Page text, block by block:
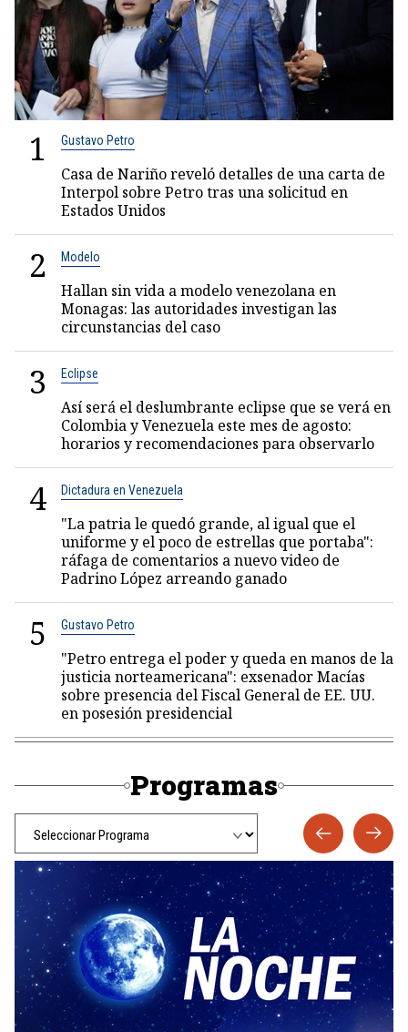
1 Gustavo Petro
Casa de Nariño reveló detalles de una carta de
Interpol sobre Petro tras una solicitud en
Estados Unidos
2 Modelo
Hallan sin vida a modelo venezolana en
Monagas: las autoridades investigan las
circunstancias del caso
3 Eclipse
Así será el deslumbrante eclipse que se verá en
Colombia y Venezuela este mes de agosto:
horarios y recomendaciones para observarlo
4 Dictadura en Venezuela
"La patria le quedó grande, al igual que el
uniforme y el poco de estrellas que portaba":
ráfaga de comentarios a nuevo video de
Padrino López arreando ganado
5 Gustavo Petro
"Petro entrega el poder y queda en manos de la
justicia norteamericana": exsenador Macías
sobre presencia del Fiscal General de EE. UU.
en posesión presidencial
Programas